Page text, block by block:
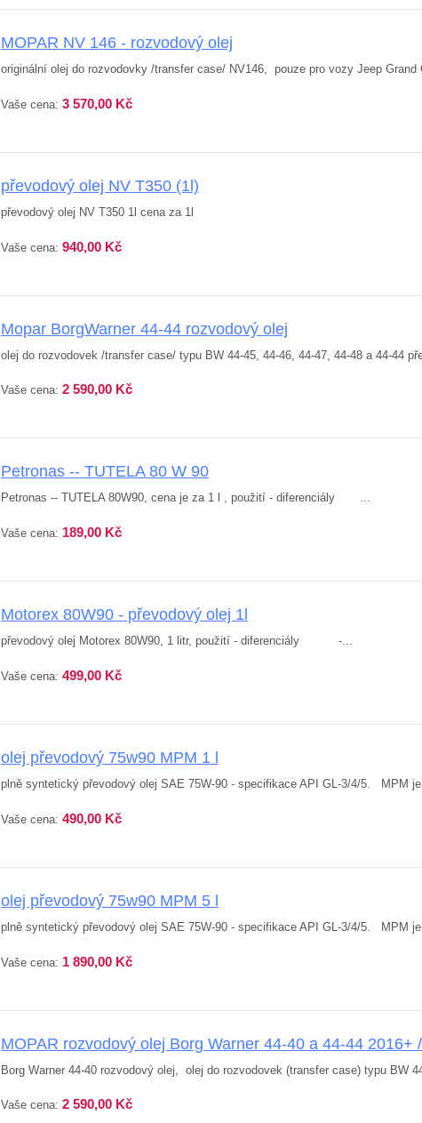
MOPAR NV 146 - rozvodový olej
originální olej do rozvodovky /transfer case/ NV146, pouze pro vozy Jeep Grand
Vaše cena: 3 570,00 Kč
převodový olej NV T350 (1l)
převodový olej NV T350 1l cena za 1l
Vaše cena: 940,00 Kč
Mopar BorgWarner 44-44 rozvodový olej
olej do rozvodovek /transfer case/ typu BW 44-45, 44-46, 44-47, 44-48 a 44-44
Vaše cena: 2 590,00 Kč
Petronas -- TUTELA 80 W 90
Petronas -- TUTELA 80W90, cena je za 1 l , použití - diferenciály ...
Vaše cena: 189,00 Kč
Motorex 80W90 - převodový olej 1l
převodový olej Motorex 80W90, 1 litr, použití - diferenciály -...
Vaše cena: 499,00 Kč
olej převodový 75w90 MPM 1 l
plně syntetický převodový olej SAE 75W-90 - specifikace API GL-3/4/5. MPM je
Vaše cena: 490,00 Kč
olej převodový 75w90 MPM 5 l
plně syntetický převodový olej SAE 75W-90 - specifikace API GL-3/4/5. MPM je
Vaše cena: 1 890,00 Kč
MOPAR rozvodový olej Borg Warner 44-40 a 44-44 2016+
Borg Warner 44-40 rozvodový olej, olej do rozvodovek (transfer case) typu BW
Vaše cena: 2 590,00 Kč